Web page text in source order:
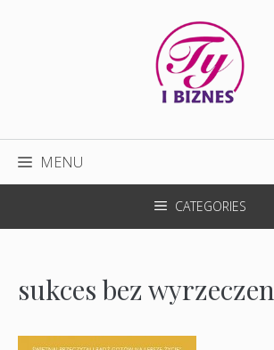
MENU
CATEGORIES
sukces bez wyrzeczen